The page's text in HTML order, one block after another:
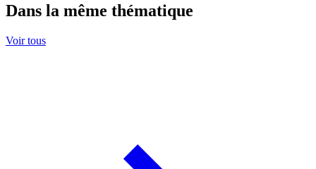
Dans la même thématique
Voir tous